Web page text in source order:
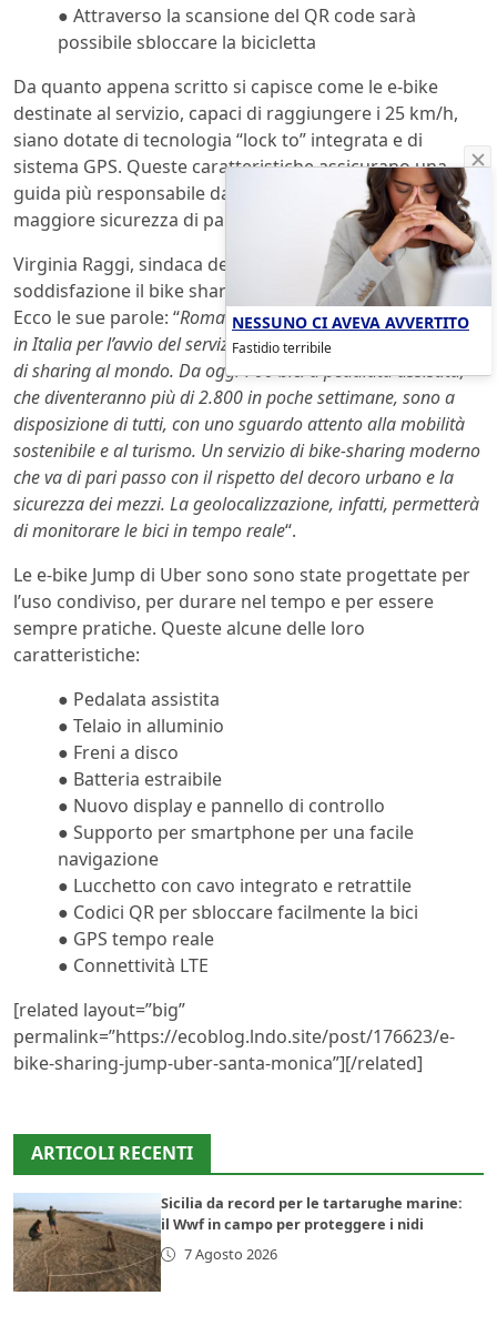
● Attraverso la scansione del QR code sarà
possibile sbloccare la bicicletta
Da quanto appena scritto si capisce come le e-bike
destinate al servizio, capaci di raggiungere i 25 km/h,
siano dotate di tecnologia “lock to” integrata e di
sistema GPS. Queste caratteristiche assicurano una
guida più responsabile da parte degli utenti e una
maggiore sicurezza di parcheggio.
Virginia Raggi, sindaca della capitale, accoglie con
soddisfazione il bike sharing elettrico Jump di Uber.
Ecco le sue parole: “Roma è stata scelta come prima città
in Italia per l’avvio del servizio di uno dei maggiori operatori
di sharing al mondo. Da oggi 700 bici a pedalata assistita,
che diventeranno più di 2.800 in poche settimane, sono a
disposizione di tutti, con uno sguardo attento alla mobilità
sostenibile e al turismo. Un servizio di bike-sharing moderno
che va di pari passo con il rispetto del decoro urbano e la
sicurezza dei mezzi. La geolocalizzazione, infatti, permetterà
di monitorare le bici in tempo reale“.
Le e-bike Jump di Uber sono sono state progettate per
l’uso condiviso, per durare nel tempo e per essere
sempre pratiche. Queste alcune delle loro
caratteristiche:
● Pedalata assistita
● Telaio in alluminio
● Freni a disco
● Batteria estraibile
● Nuovo display e pannello di controllo
● Supporto per smartphone per una facile
navigazione
● Lucchetto con cavo integrato e retrattile
● Codici QR per sbloccare facilmente la bici
● GPS tempo reale
● Connettività LTE
[related layout=”big”
permalink=”https://ecoblog.lndo.site/post/176623/e-
bike-sharing-jump-uber-santa-monica”][/related]
ARTICOLI RECENTI
Sicilia da record per le tartarughe marine:
il Wwf in campo per proteggere i nidi
7 Agosto 2026
NESSUNO CI AVEVA AVVERTITO
Fastidio terribile